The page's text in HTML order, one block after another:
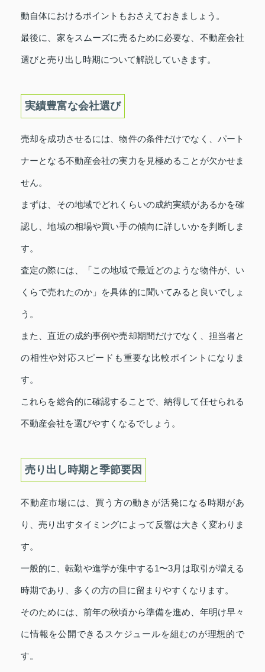
動自体におけるポイントもおさえておきましょう。
最後に、家をスムーズに売るために必要な、不動産会社
選びと売り出し時期について解説していきます。
実績豊富な会社選び
売却を成功させるには、物件の条件だけでなく、パート
ナーとなる不動産会社の実力を見極めることが欠かせま
せん。
まずは、その地域でどれくらいの成約実績があるかを確
認し、地域の相場や買い手の傾向に詳しいかを判断しま
す。
査定の際には、「この地域で最近どのような物件が、い
くらで売れたのか」を具体的に聞いてみると良いでしょ
う。
また、直近の成約事例や売却期間だけでなく、担当者と
の相性や対応スピードも重要な比較ポイントになりま
す。
これらを総合的に確認することで、納得して任せられる
不動産会社を選びやすくなるでしょう。
売り出し時期と季節要因
不動産市場には、買う方の動きが活発になる時期があ
り、売り出すタイミングによって反響は大きく変わりま
す。
一般的に、転勤や進学が集中する1〜3月は取引が増える
時期であり、多くの方の目に留まりやすくなります。
そのためには、前年の秋頃から準備を進め、年明け早々
に情報を公開できるスケジュールを組むのが理想的で
す。